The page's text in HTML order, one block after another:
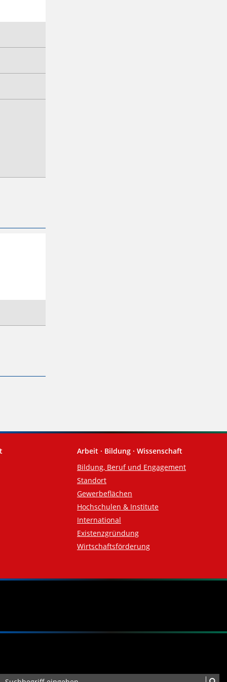
Arbeit · Bildung · Wissenschaft
Bildung, Beruf und Engagement
Standort
Gewerbeflächen
Hochschulen & Institute
International
Existenzgründung
Wirtschaftsförderung